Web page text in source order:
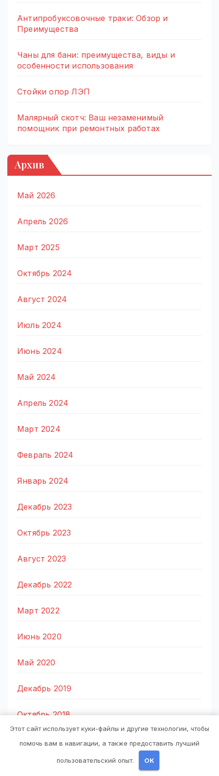
Антипробуксовочные траки: Обзор и
Преимущества
Чаны для бани: преимущества, виды и
особенности использования
Стойки опор ЛЭП
Малярный скотч: Ваш незаменимый
помощник при ремонтных работах
Архив
Май 2026
Апрель 2026
Март 2025
Октябрь 2024
Август 2024
Июль 2024
Июнь 2024
Май 2024
Апрель 2024
Март 2024
Февраль 2024
Январь 2024
Декабрь 2023
Октябрь 2023
Август 2023
Декабрь 2022
Март 2022
Июнь 2020
Май 2020
Декабрь 2019
Октябрь 2018
Сентябрь 2018
Этот сайт использует куки-файлы и другие технологии, чтобы
помочь вам в навигации, а также предоставить лучший
пользовательский опыт. OK